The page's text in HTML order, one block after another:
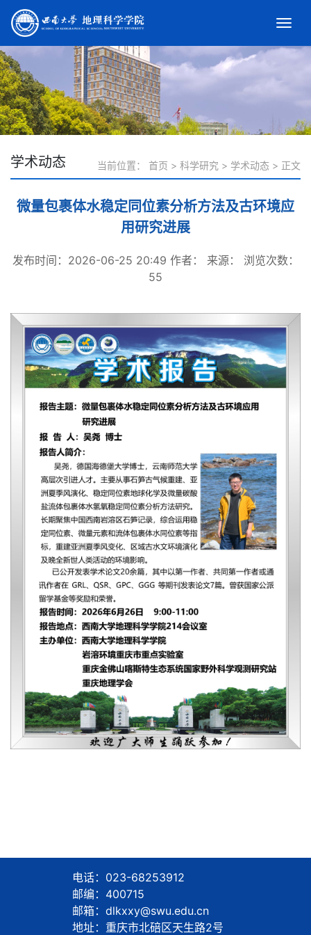
学术动态 当前位置： 首页 > 科学研究 > 学术动态 > 正文
微量包裹体水稳定同位素分析方法及古环境应
用研究进展
发布时间：2026-06-25 20:49 作者： 来源：
浏览次数：
55
电话：023-68253912
邮编：400715
邮箱：dlkxxy@swu.edu.cn
地址：重庆市北碚区天生路2号